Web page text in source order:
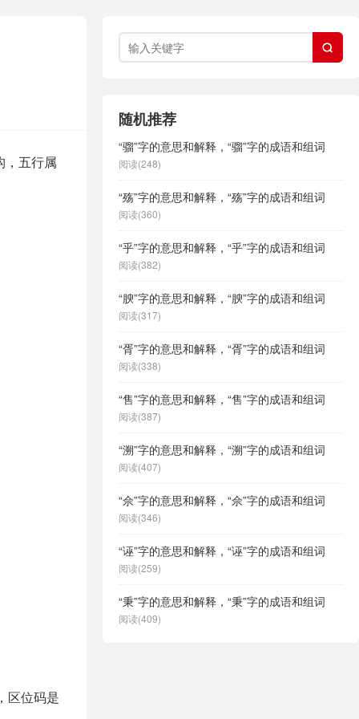
，五行属
区位码是

随机推荐
“骝”字的意思和解释，“骝”字的成语和组词
阅读(248)
“殇”字的意思和解释，“殇”字的成语和组词
阅读(360)
“乎”字的意思和解释，“乎”字的成语和组词
阅读(382)
“腴”字的意思和解释，“腴”字的成语和组词
阅读(317)
“胥”字的意思和解释，“胥”字的成语和组词
阅读(338)
“售”字的意思和解释，“售”字的成语和组词
阅读(387)
“溯”字的意思和解释，“溯”字的成语和组词
阅读(407)
“佘”字的意思和解释，“佘”字的成语和组词
阅读(346)
“诬”字的意思和解释，“诬”字的成语和组词
阅读(259)
“秉”字的意思和解释，“秉”字的成语和组词
阅读(409)